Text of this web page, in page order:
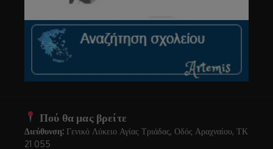
Πού θα μας βρείτε
Διεύθυνση: Γενικό Λύκειο Αγίας Τριάδας, Οδός Αραχναίου, ΤΚ
21 055